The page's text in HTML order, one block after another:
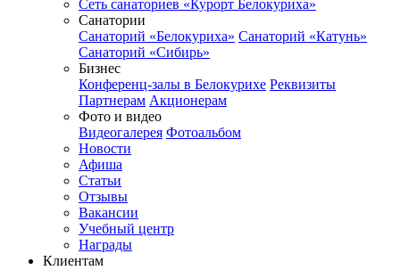
Сеть санаториев «Курорт Белокуриха»
Санатории
Санаторий «Белокуриха» Санаторий «Катунь»
Санаторий «Сибирь»
Бизнес
Конференц-залы в Белокурихе Реквизиты
Партнерам Акционерам
Фото и видео
Видеогалерея Фотоальбом
Новости
Афиша
Статьи
Отзывы
Вакансии
Учебный центр
Награды
Клиентам